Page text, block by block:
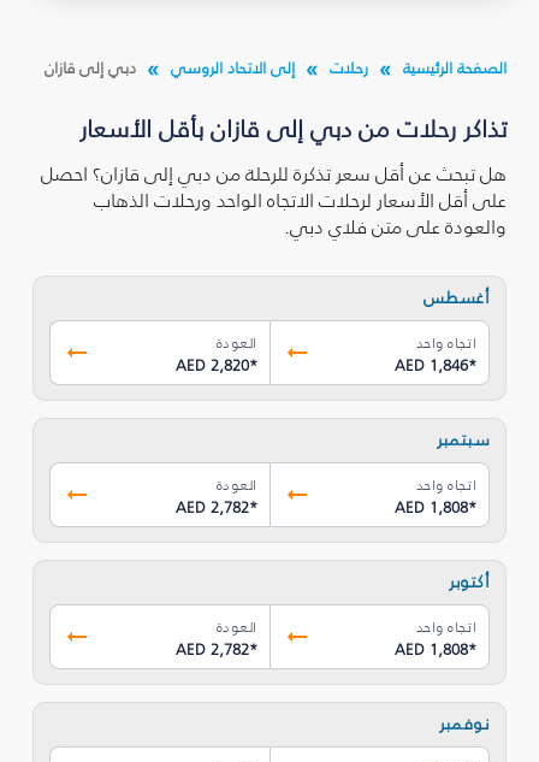
الصفحة الرئيسية رحلات إلى الاتحاد الروسي دبي إلى قازان
تذاكر رحلات من دبي إلى قازان بأقل الأسعار
هل تبحث عن أقل سعر تذكرة للرحلة من دبي إلى قازان؟ احصل
على أقل الأسعار لرحلات الاتجاه الواحد ورحلات الذهاب
والعودة على متن فلاي دبي.
أغسطس
اتجاه واحد
AED 1,846*
العودة
AED 2,820*
سبتمبر
اتجاه واحد
AED 1,808*
العودة
AED 2,782*
أكتوبر
اتجاه واحد
AED 1,808*
العودة
AED 2,782*
نوفمبر